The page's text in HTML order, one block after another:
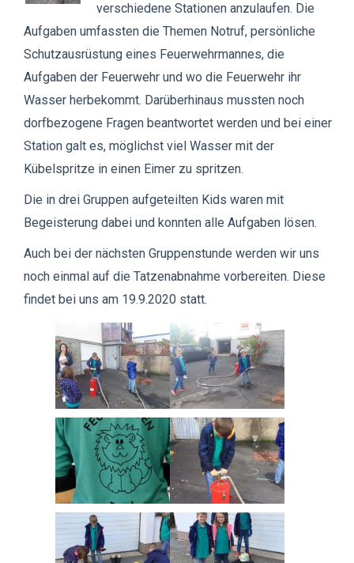
verschiedene Stationen anzulaufen. Die
Aufgaben umfassten die Themen Notruf, persönliche
Schutzausrüstung eines Feuerwehrmannes, die
Aufgaben der Feuerwehr und wo die Feuerwehr ihr
Wasser herbekommt. Darüberhinaus mussten noch
dorfbezogene Fragen beantwortet werden und bei einer
Station galt es, möglichst viel Wasser mit der
Kübelspritze in einen Eimer zu spritzen.
Die in drei Gruppen aufgeteilten Kids waren mit
Begeisterung dabei und konnten alle Aufgaben lösen.
Auch bei der nächsten Gruppenstunde werden wir uns
noch einmal auf die Tatzenabnahme vorbereiten. Diese
findet bei uns am 19.9.2020 statt.